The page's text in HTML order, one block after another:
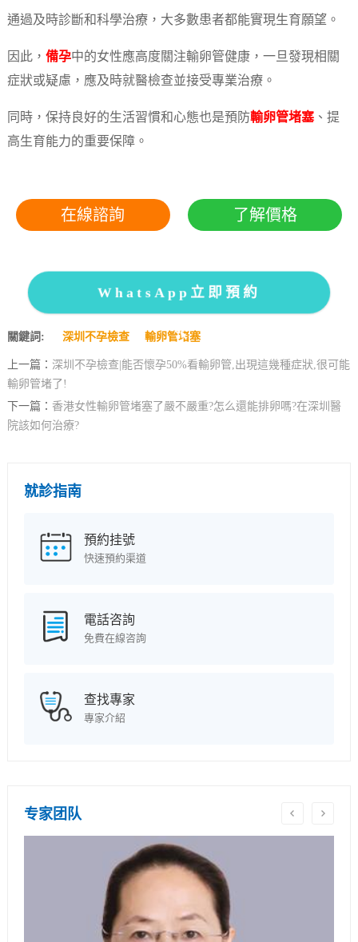
通過及時診斷和科學治療，大多數患者都能實現生育願望。
因此， 備孕中的女性應高度關注輸卵管健康，一旦發現相關
症狀或疑慮，應及時就醫檢查並接受專業治療。
同時，保持良好的生活習慣和心態也是預防輸卵管堵塞、提
高生育能力的重要保障。
在線諮詢 了解價格
WhatsApp立即預約
關鍵詞: 深圳不孕檢查 輸卵管堵塞
上一篇： 深圳不孕檢查|能否懷孕50%看輸卵管,出現這幾種症狀,很可能
輸卵管堵了!
下一篇： 香港女性輸卵管堵塞了嚴不嚴重?怎么還能排卵嗎?在深圳醫
院該如何治療?
就診指南
預約挂號
快速預約渠道
電話咨詢
免費在線咨詢
查找專家
專家介紹
专家团队